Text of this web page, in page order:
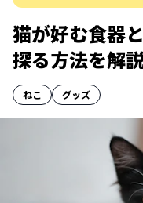
猫が好む食器
探る方法を解
ねこ グッズ